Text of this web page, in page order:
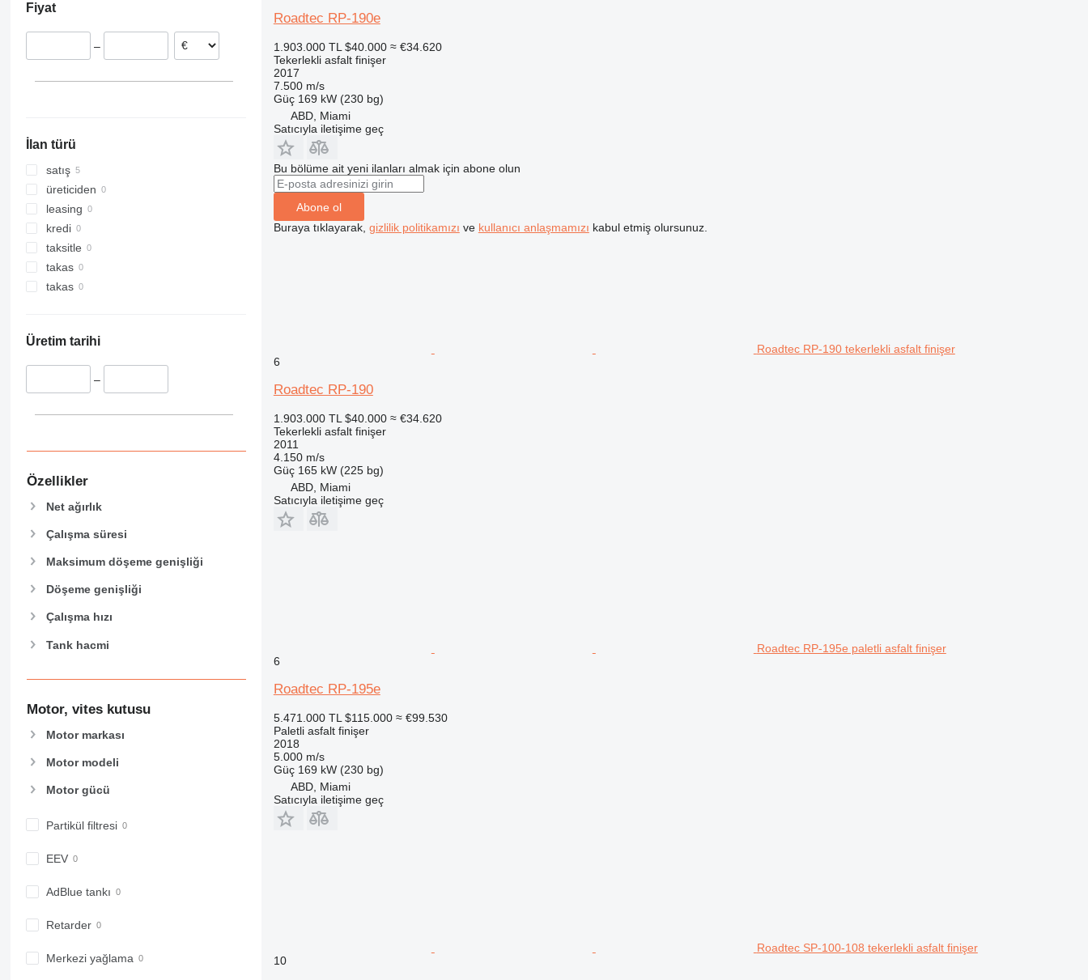
Fiyat
–
İlan türü
satış
üreticiden
leasing
kredi
taksitle
takas
takas
Üretim tarihi
–
Özellikler
Net ağırlık
Çalışma süresi
Maksimum döşeme genişliği
Döşeme genişliği
Çalışma hızı
Tank hacmi
Motor, vites kutusu
Motor markası
Motor modeli
Motor gücü
Partikül filtresi
EEV
AdBlue tankı
Retarder
Merkezi yağlama
Roadtec RP-190e
1.903.000 TL $40.000 ≈ €34.620
Tekerlekli asfalt finişer
2017
7.500 m/s
Güç 169 kW (230 bg)
ABD, Miami
Satıcıyla iletişime geç
Bu bölüme ait yeni ilanları almak için abone olun
Abone ol
Buraya tıklayarak, gizlilik politikamızı ve kullanıcı anlaşmamızı kabul etmiş olursunuz.
Roadtec RP-190 tekerlekli asfalt finişer
6
Roadtec RP-190
1.903.000 TL $40.000 ≈ €34.620
Tekerlekli asfalt finişer
2011
4.150 m/s
Güç 165 kW (225 bg)
ABD, Miami
Satıcıyla iletişime geç
Roadtec RP-195e paletli asfalt finişer
6
Roadtec RP-195e
5.471.000 TL $115.000 ≈ €99.530
Paletli asfalt finişer
2018
5.000 m/s
Güç 169 kW (230 bg)
ABD, Miami
Satıcıyla iletişime geç
Roadtec SP-100-108 tekerlekli asfalt finişer
10